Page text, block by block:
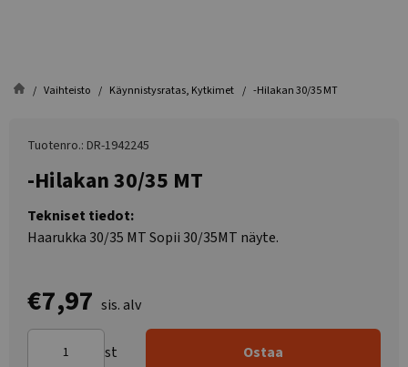
Vaihteisto Käynnistysratas, Kytkimet -Hilakan 30/35 MT
Tuotenro.: DR-1942245
-Hilakan 30/35 MT
Tekniset tiedot:
Haarukka 30/35 MT Sopii 30/35MT näyte.
€7,97 sis. alv
st Ostaa